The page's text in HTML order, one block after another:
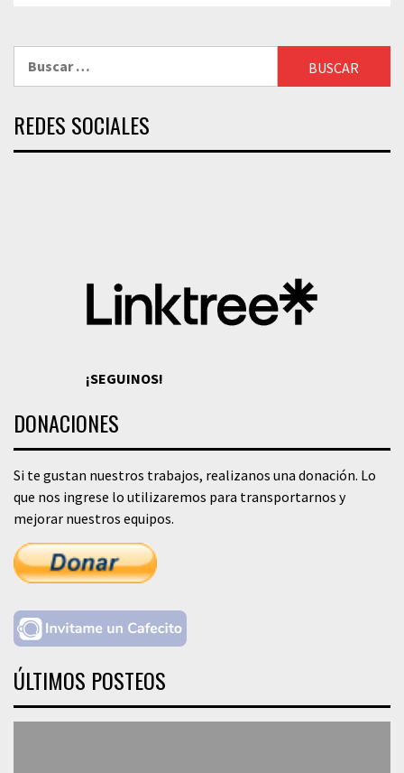
REDES SOCIALES
¡SEGUINOS!
DONACIONES
Si te gustan nuestros trabajos, realizanos una donación. Lo
que nos ingrese lo utilizaremos para transportarnos y
mejorar nuestros equipos.
ÚLTIMOS POSTEOS